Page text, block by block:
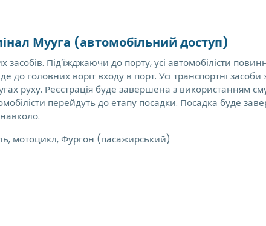
Мууга (автомобільний доступ)
Під’їжджаючи до порту, усі автомобілісти
до головних воріт входу в порт. Усі транспортні
руху. Реєстрація буде завершена з використанням
перейдуть до етапу посадки. Посадка буде
мотоцикл, Фургон (пасажирський)